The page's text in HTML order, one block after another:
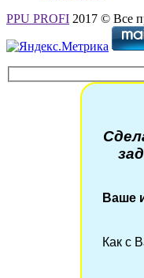
PPU PROFI 2017 © Все
Ваше
Как с